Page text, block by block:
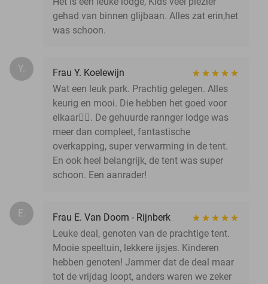
gehad van binnen glijbaan. Alles zat erin,het
was schoon.
Y.
Frau Y. Koelewijn
Wat een leuk park. Prachtig gelegen. Alles
keurig en mooi. Die hebben het goed voor
elkaar👌🏻. De gehuurde rannger lodge was
meer dan compleet, fantastische
overkapping, super verwarming in de tent.
En ook heel belangrijk, de tent was super
schoon. Een aanrader!
E.
Frau E. Van Doorn - Rijnberk
Leuke deal, genoten van de prachtige tent.
Mooie speeltuin, lekkere ijsjes. Kinderen
hebben genoten! Jammer dat de deal maar
tot de vrijdag loopt, anders waren we zeker